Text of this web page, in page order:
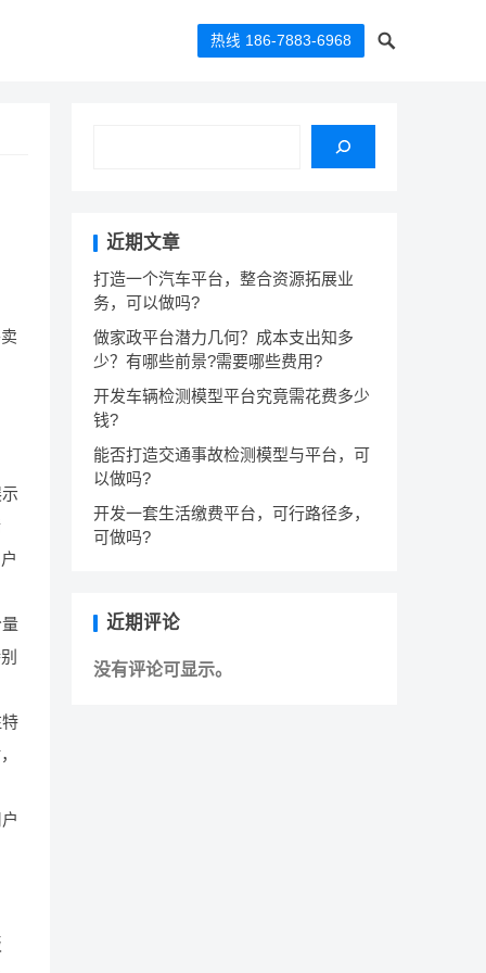
热线 186-7883-6968
近期文章
打造一个汽车平台，整合资源拓展业
务，可以做吗?
做家政平台潜力几何？成本支出知多
少？有哪些前景?需要哪些费用?
开发车辆检测模型平台究竟需花费多少
钱?
能否打造交通事故检测模型与平台，可
以做吗?
开发一套生活缴费平台，可行路径多，
可做吗?
近期评论
没有评论可显示。